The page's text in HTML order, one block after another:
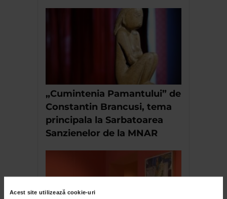
Acest site utilizează cookie-uri
„Cumintenia Pamantului” de
Constantin Brancusi, tema
principala la Sarbatoarea
Sanzienelor de la MNAR